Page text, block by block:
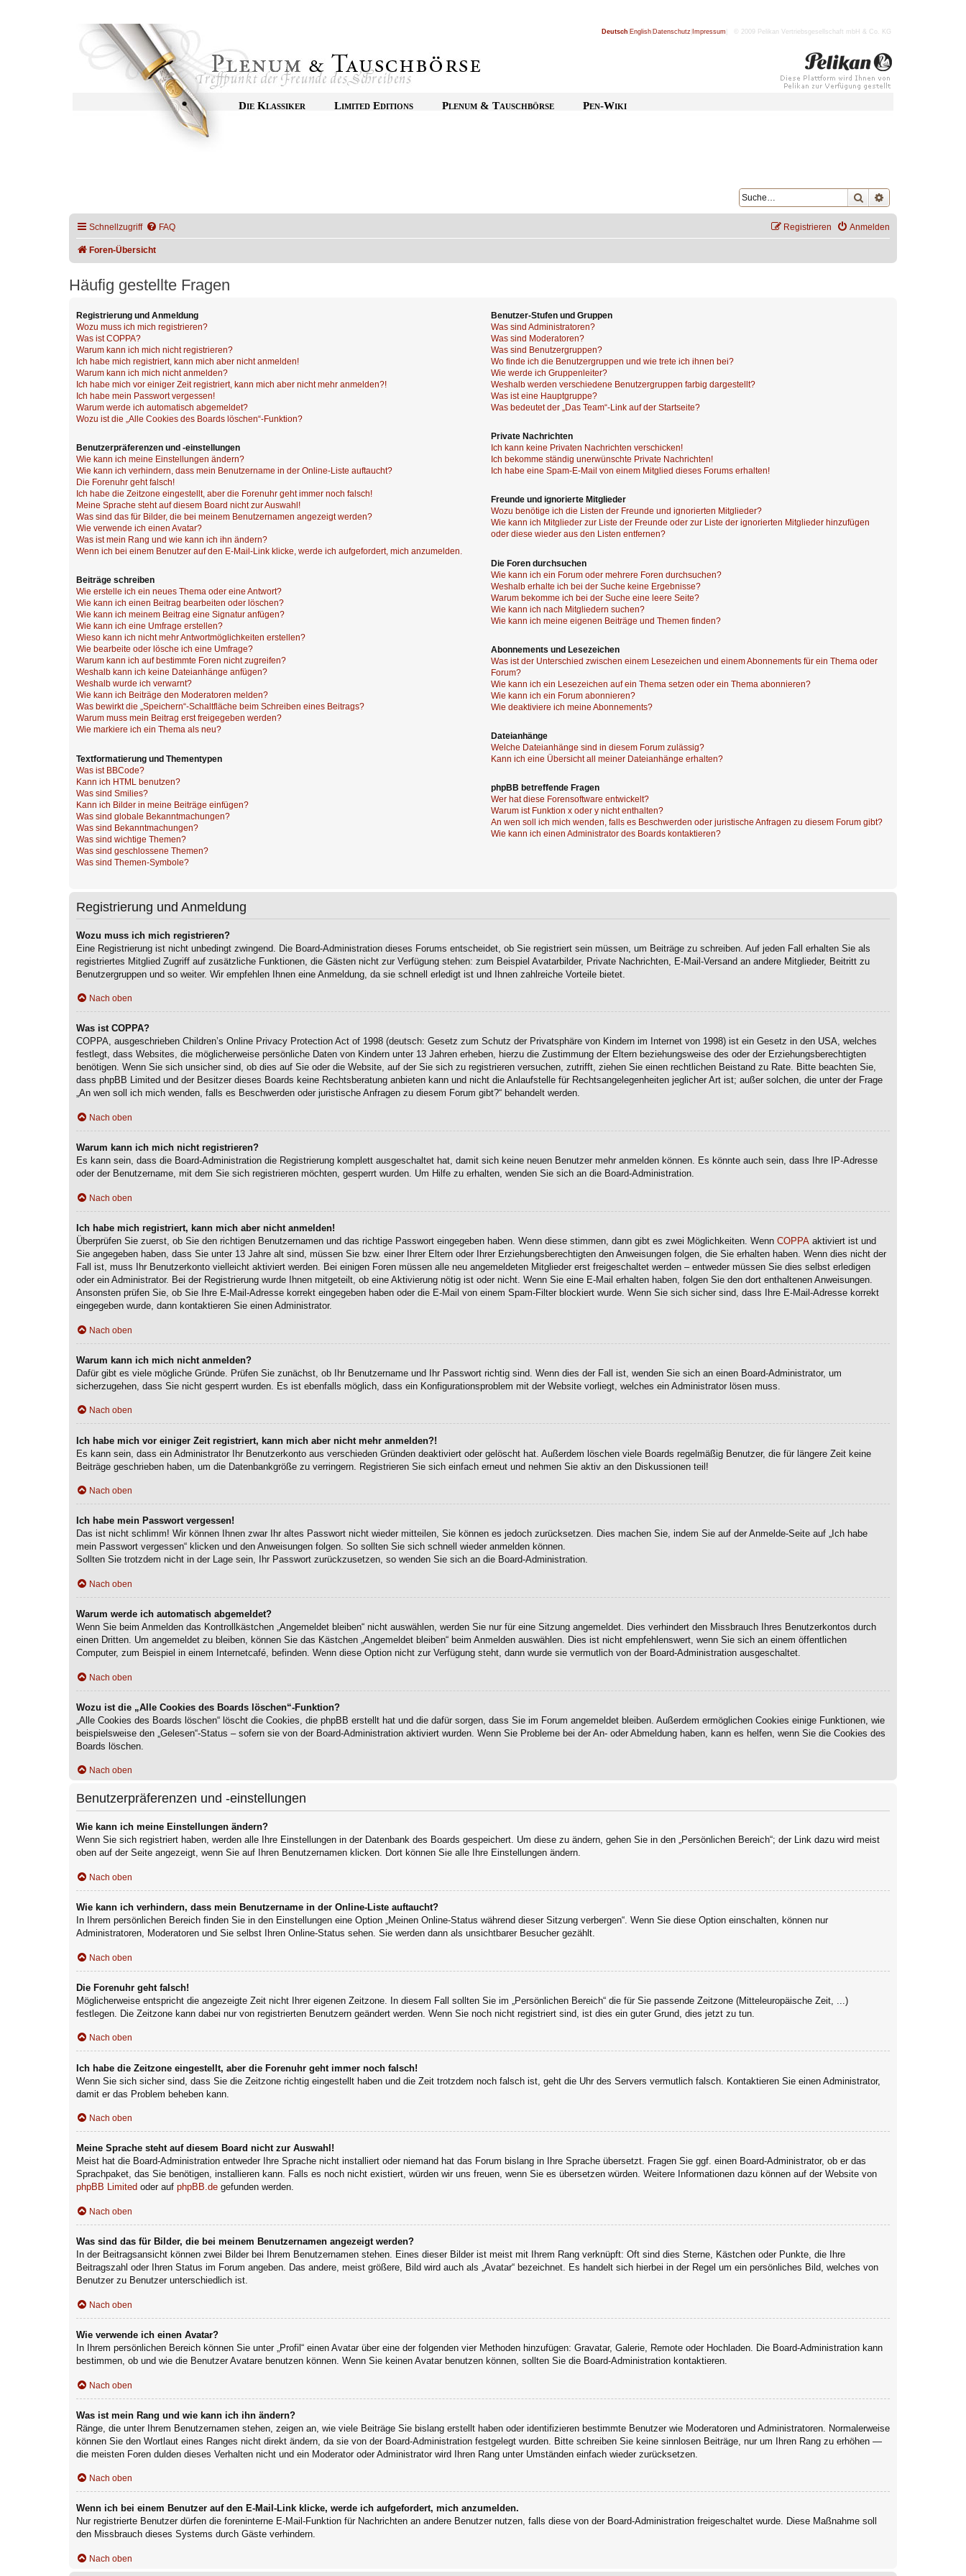
Deutsch English Datenschutz Impressum | © 2009 Pelikan Vertriebsgesellschaft mbH & Co. KG
Die Klassiker Limited Editions Plenum & Tauschbörse Pen-Wiki
Suche
Schnellzugriff FAQ Anmelden
Registrieren
Foren-Übersicht
Häufig gestellte Fragen
Registrierung und Anmeldung
Wozu muss ich mich registrieren?
Was ist COPPA?
Warum kann ich mich nicht registrieren?
Ich habe mich registriert, kann mich aber nicht anmelden!
Warum kann ich mich nicht anmelden?
Ich habe mich vor einiger Zeit registriert, kann mich aber nicht mehr anmelden?!
Ich habe mein Passwort vergessen!
Warum werde ich automatisch abgemeldet?
Wozu ist die „Alle Cookies des Boards löschen“-Funktion?
Benutzerpräferenzen und -einstellungen
Wie kann ich meine Einstellungen ändern?
Wie kann ich verhindern, dass mein Benutzername in der Online-Liste auftaucht?
Die Forenuhr geht falsch!
Ich habe die Zeitzone eingestellt, aber die Forenuhr geht immer noch falsch!
Meine Sprache steht auf diesem Board nicht zur Auswahl!
Was sind das für Bilder, die bei meinem Benutzernamen angezeigt werden?
Wie verwende ich einen Avatar?
Was ist mein Rang und wie kann ich ihn ändern?
Wenn ich bei einem Benutzer auf den E-Mail-Link klicke, werde ich aufgefordert, mich anzumelden.
Beiträge schreiben
Wie erstelle ich ein neues Thema oder eine Antwort?
Wie kann ich einen Beitrag bearbeiten oder löschen?
Wie kann ich meinem Beitrag eine Signatur anfügen?
Wie kann ich eine Umfrage erstellen?
Wieso kann ich nicht mehr Antwortmöglichkeiten erstellen?
Wie bearbeite oder lösche ich eine Umfrage?
Warum kann ich auf bestimmte Foren nicht zugreifen?
Weshalb kann ich keine Dateianhänge anfügen?
Weshalb wurde ich verwarnt?
Wie kann ich Beiträge den Moderatoren melden?
Was bewirkt die „Speichern“-Schaltfläche beim Schreiben eines Beitrags?
Warum muss mein Beitrag erst freigegeben werden?
Wie markiere ich ein Thema als neu?
Textformatierung und Thementypen
Was ist BBCode?
Kann ich HTML benutzen?
Was sind Smilies?
Kann ich Bilder in meine Beiträge einfügen?
Was sind globale Bekanntmachungen?
Was sind Bekanntmachungen?
Was sind wichtige Themen?
Was sind geschlossene Themen?
Was sind Themen-Symbole?
Benutzer-Stufen und Gruppen
Was sind Administratoren?
Was sind Moderatoren?
Was sind Benutzergruppen?
Wo finde ich die Benutzergruppen und wie trete ich ihnen bei?
Wie werde ich Gruppenleiter?
Weshalb werden verschiedene Benutzergruppen farbig dargestellt?
Was ist eine Hauptgruppe?
Was bedeutet der „Das Team“-Link auf der Startseite?
Private Nachrichten
Ich kann keine Privaten Nachrichten verschicken!
Ich bekomme ständig unerwünschte Private Nachrichten!
Ich habe eine Spam-E-Mail von einem Mitglied dieses Forums erhalten!
Freunde und ignorierte Mitglieder
Wozu benötige ich die Listen der Freunde und ignorierten Mitglieder?
Wie kann ich Mitglieder zur Liste der Freunde oder zur Liste der ignorierten Mitglieder hinzufügen
oder diese wieder aus den Listen entfernen?
Die Foren durchsuchen
Wie kann ich ein Forum oder mehrere Foren durchsuchen?
Weshalb erhalte ich bei der Suche keine Ergebnisse?
Warum bekomme ich bei der Suche eine leere Seite?
Wie kann ich nach Mitgliedern suchen?
Wie kann ich meine eigenen Beiträge und Themen finden?
Abonnements und Lesezeichen
Was ist der Unterschied zwischen einem Lesezeichen und einem Abonnements für ein Thema oder
Forum?
Wie kann ich ein Lesezeichen auf ein Thema setzen oder ein Thema abonnieren?
Wie kann ich ein Forum abonnieren?
Wie deaktiviere ich meine Abonnements?
Dateianhänge
Welche Dateianhänge sind in diesem Forum zulässig?
Kann ich eine Übersicht all meiner Dateianhänge erhalten?
phpBB betreffende Fragen
Wer hat diese Forensoftware entwickelt?
Warum ist Funktion x oder y nicht enthalten?
An wen soll ich mich wenden, falls es Beschwerden oder juristische Anfragen zu diesem Forum gibt?
Wie kann ich einen Administrator des Boards kontaktieren?
Registrierung und Anmeldung
Wozu muss ich mich registrieren?
Eine Registrierung ist nicht unbedingt zwingend. Die Board-Administration dieses Forums entscheidet, ob Sie registriert sein müssen, um Beiträge zu schreiben. Auf jeden Fall erhalten Sie als
registriertes Mitglied Zugriff auf zusätzliche Funktionen, die Gästen nicht zur Verfügung stehen: zum Beispiel Avatarbilder, Private Nachrichten, E-Mail-Versand an andere Mitglieder, Beitritt zu
Benutzergruppen und so weiter. Wir empfehlen Ihnen eine Anmeldung, da sie schnell erledigt ist und Ihnen zahlreiche Vorteile bietet.
Nach oben
Was ist COPPA?
COPPA, ausgeschrieben Children’s Online Privacy Protection Act of 1998 (deutsch: Gesetz zum Schutz der Privatsphäre von Kindern im Internet von 1998) ist ein Gesetz in den USA, welches
festlegt, dass Websites, die möglicherweise persönliche Daten von Kindern unter 13 Jahren erheben, hierzu die Zustimmung der Eltern beziehungsweise des oder der Erziehungsberechtigten
benötigen. Wenn Sie sich unsicher sind, ob dies auf Sie oder die Website, auf der Sie sich zu registrieren versuchen, zutrifft, ziehen Sie einen rechtlichen Beistand zu Rate. Bitte beachten Sie,
dass phpBB Limited und der Besitzer dieses Boards keine Rechtsberatung anbieten kann und nicht die Anlaufstelle für Rechtsangelegenheiten jeglicher Art ist; außer solchen, die unter der Frage
„An wen soll ich mich wenden, falls es Beschwerden oder juristische Anfragen zu diesem Forum gibt?“ behandelt werden.
Nach oben
Warum kann ich mich nicht registrieren?
Es kann sein, dass die Board-Administration die Registrierung komplett ausgeschaltet hat, damit sich keine neuen Benutzer mehr anmelden können. Es könnte auch sein, dass Ihre IP-Adresse
oder der Benutzername, mit dem Sie sich registrieren möchten, gesperrt wurden. Um Hilfe zu erhalten, wenden Sie sich an die Board-Administration.
Nach oben
Ich habe mich registriert, kann mich aber nicht anmelden!
Überprüfen Sie zuerst, ob Sie den richtigen Benutzernamen und das richtige Passwort eingegeben haben. Wenn diese stimmen, dann gibt es zwei Möglichkeiten. Wenn COPPA aktiviert ist und
Sie angegeben haben, dass Sie unter 13 Jahre alt sind, müssen Sie bzw. einer Ihrer Eltern oder Ihrer Erziehungsberechtigten den Anweisungen folgen, die Sie erhalten haben. Wenn dies nicht der
Fall ist, muss Ihr Benutzerkonto vielleicht aktiviert werden. Bei einigen Foren müssen alle neu angemeldeten Mitglieder erst freigeschaltet werden – entweder müssen Sie dies selbst erledigen
oder ein Administrator. Bei der Registrierung wurde Ihnen mitgeteilt, ob eine Aktivierung nötig ist oder nicht. Wenn Sie eine E-Mail erhalten haben, folgen Sie den dort enthaltenen Anweisungen.
Ansonsten prüfen Sie, ob Sie Ihre E-Mail-Adresse korrekt eingegeben haben oder die E-Mail von einem Spam-Filter blockiert wurde. Wenn Sie sich sicher sind, dass Ihre E-Mail-Adresse korrekt
eingegeben wurde, dann kontaktieren Sie einen Administrator.
Nach oben
Warum kann ich mich nicht anmelden?
Dafür gibt es viele mögliche Gründe. Prüfen Sie zunächst, ob Ihr Benutzername und Ihr Passwort richtig sind. Wenn dies der Fall ist, wenden Sie sich an einen Board-Administrator, um
sicherzugehen, dass Sie nicht gesperrt wurden. Es ist ebenfalls möglich, dass ein Konfigurationsproblem mit der Website vorliegt, welches ein Administrator lösen muss.
Nach oben
Ich habe mich vor einiger Zeit registriert, kann mich aber nicht mehr anmelden?!
Es kann sein, dass ein Administrator Ihr Benutzerkonto aus verschieden Gründen deaktiviert oder gelöscht hat. Außerdem löschen viele Boards regelmäßig Benutzer, die für längere Zeit keine
Beiträge geschrieben haben, um die Datenbankgröße zu verringern. Registrieren Sie sich einfach erneut und nehmen Sie aktiv an den Diskussionen teil!
Nach oben
Ich habe mein Passwort vergessen!
Das ist nicht schlimm! Wir können Ihnen zwar Ihr altes Passwort nicht wieder mitteilen, Sie können es jedoch zurücksetzen. Dies machen Sie, indem Sie auf der Anmelde-Seite auf „Ich habe
mein Passwort vergessen“ klicken und den Anweisungen folgen. So sollten Sie sich schnell wieder anmelden können.
Sollten Sie trotzdem nicht in der Lage sein, Ihr Passwort zurückzusetzen, so wenden Sie sich an die Board-Administration.
Nach oben
Warum werde ich automatisch abgemeldet?
Wenn Sie beim Anmelden das Kontrollkästchen „Angemeldet bleiben“ nicht auswählen, werden Sie nur für eine Sitzung angemeldet. Dies verhindert den Missbrauch Ihres Benutzerkontos durch
einen Dritten. Um angemeldet zu bleiben, können Sie das Kästchen „Angemeldet bleiben“ beim Anmelden auswählen. Dies ist nicht empfehlenswert, wenn Sie sich an einem öffentlichen
Computer, zum Beispiel in einem Internetcafé, befinden. Wenn diese Option nicht zur Verfügung steht, dann wurde sie vermutlich von der Board-Administration ausgeschaltet.
Nach oben
Wozu ist die „Alle Cookies des Boards löschen“-Funktion?
„Alle Cookies des Boards löschen“ löscht die Cookies, die phpBB erstellt hat und die dafür sorgen, dass Sie im Forum angemeldet bleiben. Außerdem ermöglichen Cookies einige Funktionen, wie
beispielsweise den „Gelesen“-Status – sofern sie von der Board-Administration aktiviert wurden. Wenn Sie Probleme bei der An- oder Abmeldung haben, kann es helfen, wenn Sie die Cookies des
Boards löschen.
Nach oben
Benutzerpräferenzen und -einstellungen
Wie kann ich meine Einstellungen ändern?
Wenn Sie sich registriert haben, werden alle Ihre Einstellungen in der Datenbank des Boards gespeichert. Um diese zu ändern, gehen Sie in den „Persönlichen Bereich“; der Link dazu wird meist
oben auf der Seite angezeigt, wenn Sie auf Ihren Benutzernamen klicken. Dort können Sie alle Ihre Einstellungen ändern.
Nach oben
Wie kann ich verhindern, dass mein Benutzername in der Online-Liste auftaucht?
In Ihrem persönlichen Bereich finden Sie in den Einstellungen eine Option „Meinen Online-Status während dieser Sitzung verbergen“. Wenn Sie diese Option einschalten, können nur
Administratoren, Moderatoren und Sie selbst Ihren Online-Status sehen. Sie werden dann als unsichtbarer Besucher gezählt.
Nach oben
Die Forenuhr geht falsch!
Möglicherweise entspricht die angezeigte Zeit nicht Ihrer eigenen Zeitzone. In diesem Fall sollten Sie im „Persönlichen Bereich“ die für Sie passende Zeitzone (Mitteleuropäische Zeit, ...)
festlegen. Die Zeitzone kann dabei nur von registrierten Benutzern geändert werden. Wenn Sie noch nicht registriert sind, ist dies ein guter Grund, dies jetzt zu tun.
Nach oben
Ich habe die Zeitzone eingestellt, aber die Forenuhr geht immer noch falsch!
Wenn Sie sich sicher sind, dass Sie die Zeitzone richtig eingestellt haben und die Zeit trotzdem noch falsch ist, geht die Uhr des Servers vermutlich falsch. Kontaktieren Sie einen Administrator,
damit er das Problem beheben kann.
Nach oben
Meine Sprache steht auf diesem Board nicht zur Auswahl!
Meist hat die Board-Administration entweder Ihre Sprache nicht installiert oder niemand hat das Forum bislang in Ihre Sprache übersetzt. Fragen Sie ggf. einen Board-Administrator, ob er das
Sprachpaket, das Sie benötigen, installieren kann. Falls es noch nicht existiert, würden wir uns freuen, wenn Sie es übersetzen würden. Weitere Informationen dazu können auf der Website von
phpBB Limited oder auf phpBB.de gefunden werden.
Nach oben
Was sind das für Bilder, die bei meinem Benutzernamen angezeigt werden?
In der Beitragsansicht können zwei Bilder bei Ihrem Benutzernamen stehen. Eines dieser Bilder ist meist mit Ihrem Rang verknüpft: Oft sind dies Sterne, Kästchen oder Punkte, die Ihre
Beitragszahl oder Ihren Status im Forum angeben. Das andere, meist größere, Bild wird auch als „Avatar“ bezeichnet. Es handelt sich hierbei in der Regel um ein persönliches Bild, welches von
Benutzer zu Benutzer unterschiedlich ist.
Nach oben
Wie verwende ich einen Avatar?
In Ihrem persönlichen Bereich können Sie unter „Profil“ einen Avatar über eine der folgenden vier Methoden hinzufügen: Gravatar, Galerie, Remote oder Hochladen. Die Board-Administration kann
bestimmen, ob und wie die Benutzer Avatare benutzen können. Wenn Sie keinen Avatar benutzen können, sollten Sie die Board-Administration kontaktieren.
Nach oben
Was ist mein Rang und wie kann ich ihn ändern?
Ränge, die unter Ihrem Benutzernamen stehen, zeigen an, wie viele Beiträge Sie bislang erstellt haben oder identifizieren bestimmte Benutzer wie Moderatoren und Administratoren. Normalerweise
können Sie den Wortlaut eines Ranges nicht direkt ändern, da sie von der Board-Administration festgelegt wurden. Bitte schreiben Sie keine sinnlosen Beiträge, nur um Ihren Rang zu erhöhen —
die meisten Foren dulden dieses Verhalten nicht und ein Moderator oder Administrator wird Ihren Rang unter Umständen einfach wieder zurücksetzen.
Nach oben
Wenn ich bei einem Benutzer auf den E-Mail-Link klicke, werde ich aufgefordert, mich anzumelden.
Nur registrierte Benutzer dürfen die foreninterne E-Mail-Funktion für Nachrichten an andere Benutzer nutzen, falls diese von der Board-Administration freigeschaltet wurde. Diese Maßnahme soll
den Missbrauch dieses Systems durch Gäste verhindern.
Nach oben